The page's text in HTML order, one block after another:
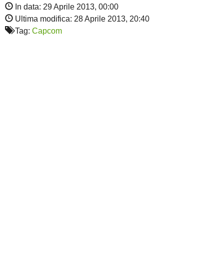
In data: 29 Aprile 2013, 00:00
Ultima modifica: 28 Aprile 2013, 20:40
Tag: Capcom